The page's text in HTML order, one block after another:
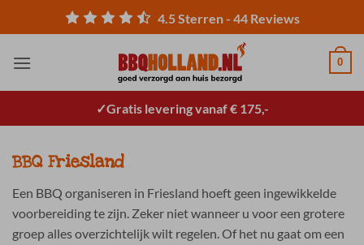
naar
4.5Sterren - 44Reviews
0
Gratis levering vanaf € 175,-
BBQ Friesland
Een BBQ organiseren in Friesland hoeft geen ingewikkelde
voorbereiding te zijn. Zeker niet wanneer u voor een grotere
groep alles overzichtelijk wilt regelen. Of het nu gaat om een